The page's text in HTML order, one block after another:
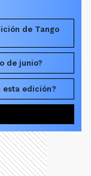
de Tango
de junio?
esta edición?